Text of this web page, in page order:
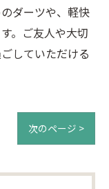
ダーツや、軽快
。ご友人や大切
していただける
次のページ >